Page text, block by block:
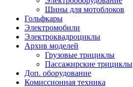
Шины для мотоблоков
Гольфкары
Электромобили
Электроквадроциклы
Архив моделей
Грузовые трициклы
Пассажирские трициклы
Доп. оборудование
Комиссионная техника